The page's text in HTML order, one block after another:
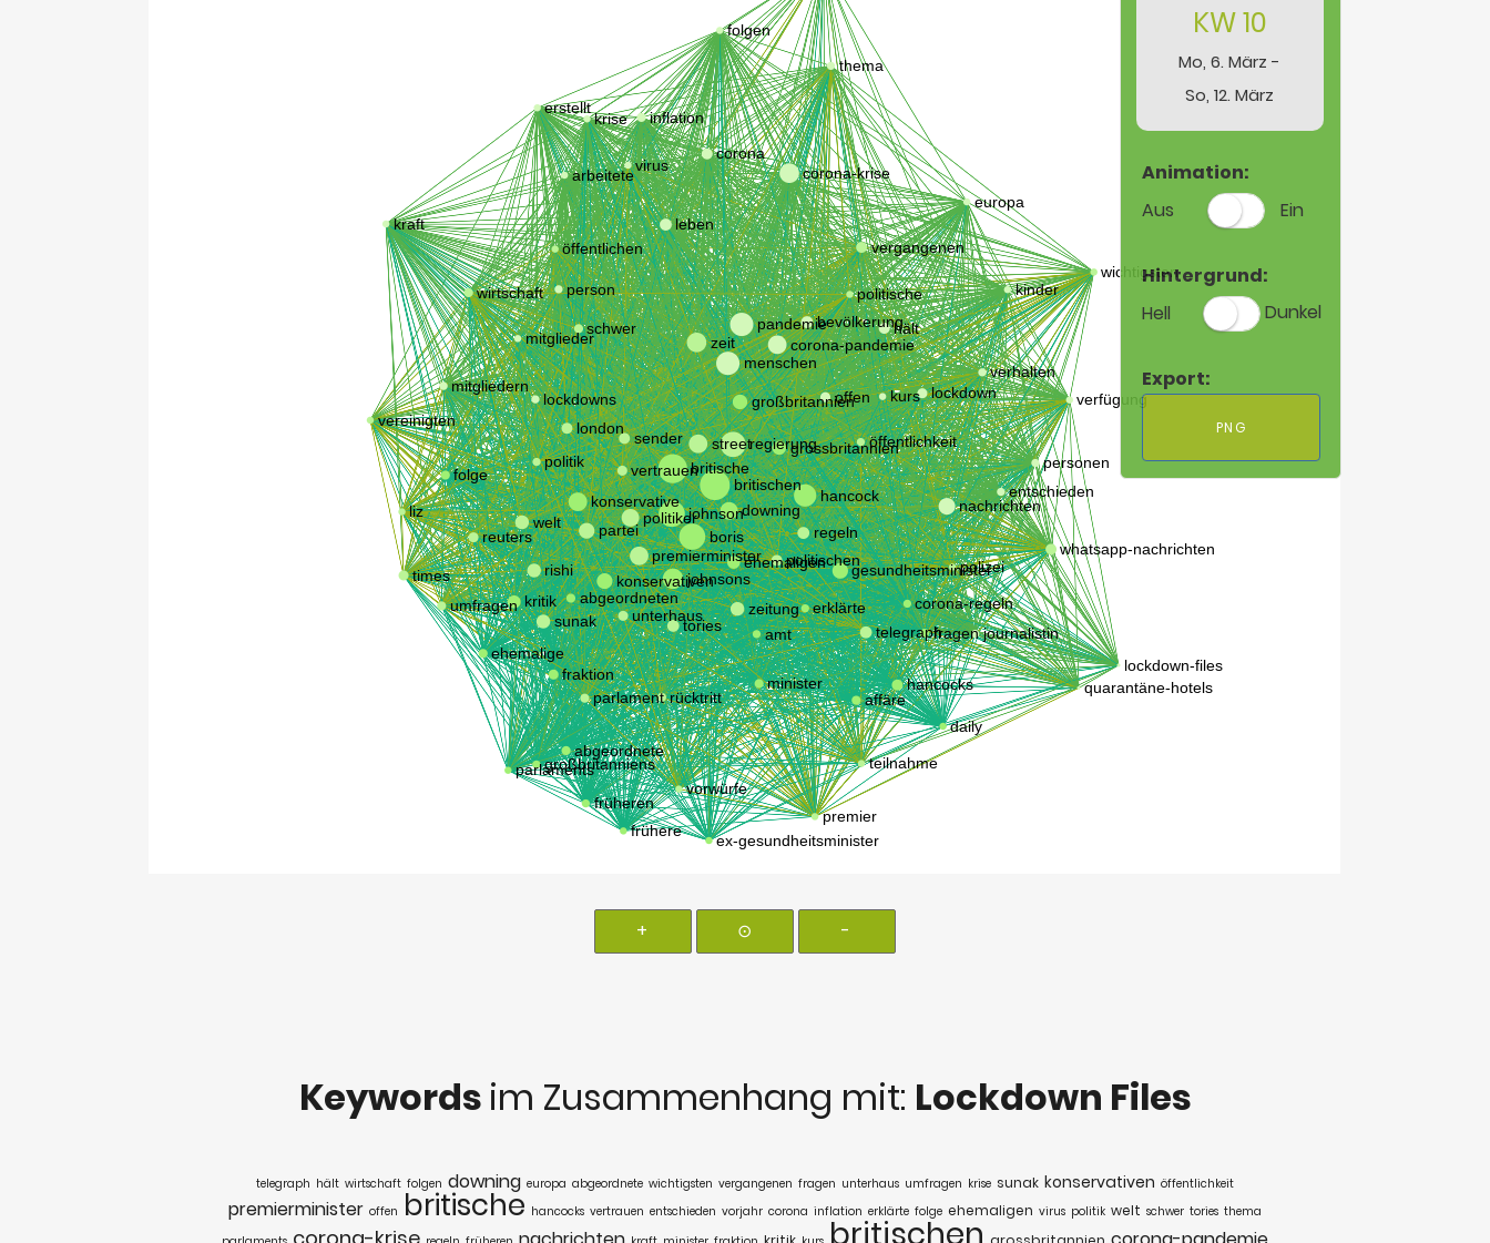
+ ⊙ -
KW 10
Mo, 6. März -
So, 12. März
Animation:
Aus
Ein
Hintergrund:
Hell
Dunkel
Export:
PNG
Keywords im Zusammenhang mit: Lockdown Files
telegraph hält wirtschaft folgen downing europa abgeordnete wichtigsten vergangenen fragen unterhaus umfragen krise sunak konservativen öffentlichkeit
premierminister offen britische hancocks vertrauen entschieden vorjahr corona inflation erklärte folge ehemaligen virus politik welt schwer tories thema